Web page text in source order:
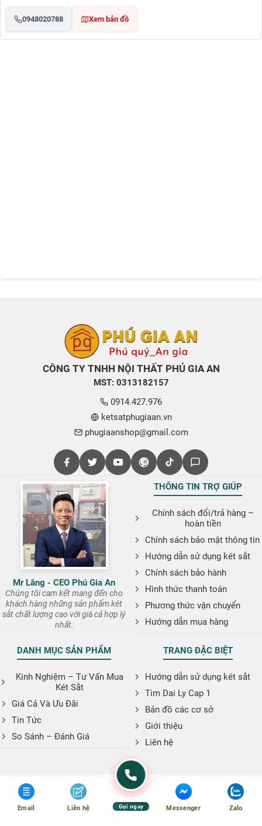
0948020788 Xem bản đồ
CÔNG TY TNHH NỘI THẤT PHÚ GIA AN
MST: 0313182157
0914.427.976
ketsatphugiaan.vn
phugiaanshop@gmail.com
Mr Lăng - CEO Phú Gia An
Chúng tôi cam kết mang đến cho
khách hàng những sản phẩm két
sắt chất lượng cao với giá cả hợp lý
nhất.
THÔNG TIN TRỢ GIÚP
Chính sách đổi/trả hàng –
hoàn tiền
Chính sách bảo mật thông tin
Hướng dẫn sử dụng két sắt
Chính sách bảo hành
Hình thức thanh toán
Phương thức vận chuyển
Hướng dẫn mua hàng
DANH MỤC SẢN PHẨM
Kinh Nghiệm – Tư Vấn Mua
Két Sắt
Giá Cả Và Ưu Đãi
Tin Tức
So Sánh – Đánh Giá
TRANG ĐẶC BIỆT
Hướng dẫn sử dụng két sắt
Tim Dai Ly Cap 1
Bản đồ các cơ sở
Giới thiệu
Liên hệ
Email Liên hệ Gọi ngay Messenger Zalo